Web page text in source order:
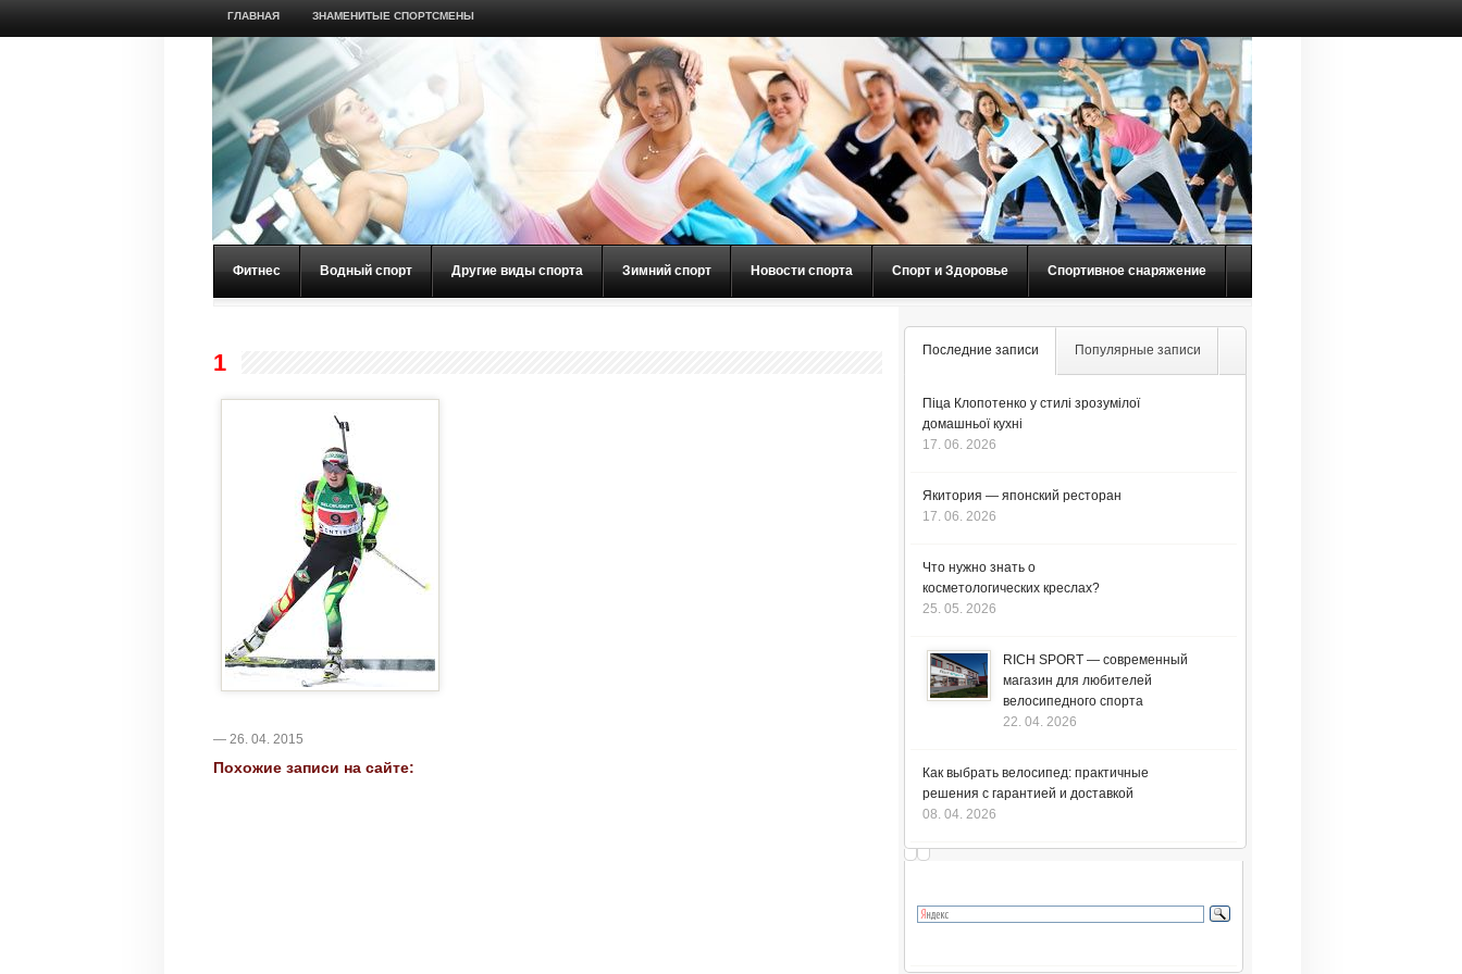
ГЛАВНАЯ ЗНАМЕНИТЫЕ СПОРТСМЕНЫ
Фитнес Водный спорт Другие виды спорта Зимний спорт Новости спорта Спорт и Здоровье Спортивное снаряжение
1
— 26. 04. 2015
Похожие записи на сайте:
Последние записи Популярные записи
Піца Клопотенко у стилі зрозумілої
домашньої кухні
17. 06. 2026
Якитория — японский ресторан
17. 06. 2026
Что нужно знать о
косметологических креслах?
25. 05. 2026
RICH SPORT — современный
магазин для любителей
велосипедного спорта
22. 04. 2026
Как выбрать велосипед: практичные
решения с гарантией и доставкой
08. 04. 2026